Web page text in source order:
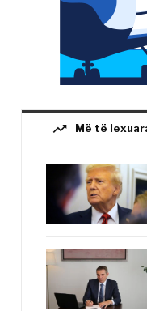
trending_up Më të